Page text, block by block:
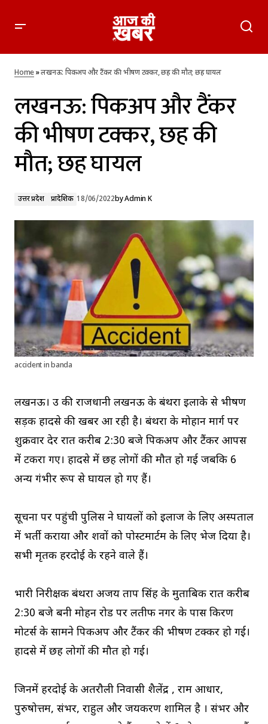
लखनऊ: पिकअप और टैंकर की भीषण टक्कर, छह की मौत; छह घायल
Home»लखनऊ: पिकअप और टैंकर की भीषण टक्कर, छह की मौत; छह घायल
लखनऊ: पिकअप और टैंकर
की भीषण टक्कर, छह की
मौत; छह घायल
उत्तर प्रदेश प्रादेशिक 18/06/2022byAdmin K
accident in banda
लखनऊ। उप्र की राजधानी लखनऊ के बंथरा इलाके से भीषण
सड़क हादसे की खबर आ रही है। बंथरा के मोहान मार्ग पर
शुक्रवार देर रात करीब 2:30 बजे पिकअप और टैंकर आपस
में टकरा गए। हादसे में छह लोगों की मौत हो गई जबकि 6
अन्य गंभीर रूप से घायल हो गए हैं।
सूचना पर पहुंची पुलिस ने घायलों को इलाज के लिए अस्पताल
में भर्ती कराया और शवों को पोस्टमार्टम के लिए भेज दिया है।
सभी मृतक हरदोई के रहने वाले हैं।
प्रभारी निरीक्षक बंथरा अजय प्रताप सिंह के मुताबिक रात करीब
2:30 बजे बनी मोहन रोड पर लतीफ नगर के पास किरण
मोटर्स के सामने पिकअप और टैंकर की भीषण टक्कर हो गई।
हादसे में छह लोगों की मौत हो गई।
जिनमें हरदोई के अतरौली निवासी शैलेंद्र , राम आधार,
पुरुषोत्तम, संभर, राहुल और जयकरण शामिल है । संभर और